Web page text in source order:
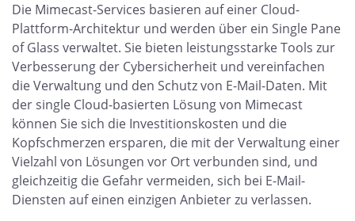
Die Mimecast-Services basieren auf einer Cloud-
Plattform-Architektur und werden über ein Single Pane
of Glass verwaltet. Sie bieten leistungsstarke Tools zur
Verbesserung der Cybersicherheit und vereinfachen
die Verwaltung und den Schutz von E-Mail-Daten. Mit
der single Cloud-basierten Lösung von Mimecast
können Sie sich die Investitionskosten und die
Kopfschmerzen ersparen, die mit der Verwaltung einer
Vielzahl von Lösungen vor Ort verbunden sind, und
gleichzeitig die Gefahr vermeiden, sich bei E-Mail-
Diensten auf einen einzigen Anbieter zu verlassen.